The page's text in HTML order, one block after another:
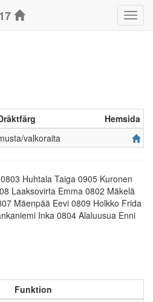
Hemsida
valkoraita
Huhtala Taiga 0905 Kuronen
Laaksovirta Emma 0802 Mäkelä
Mäenpää Eevi 0809 Holkko Frida
Inka 0804 Alaluusua Enni
Funktion